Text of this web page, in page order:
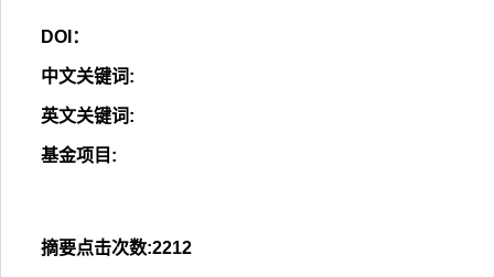
DOI：
中文关键词:
英文关键词:
基金项目 :
摘要点击次数:2212